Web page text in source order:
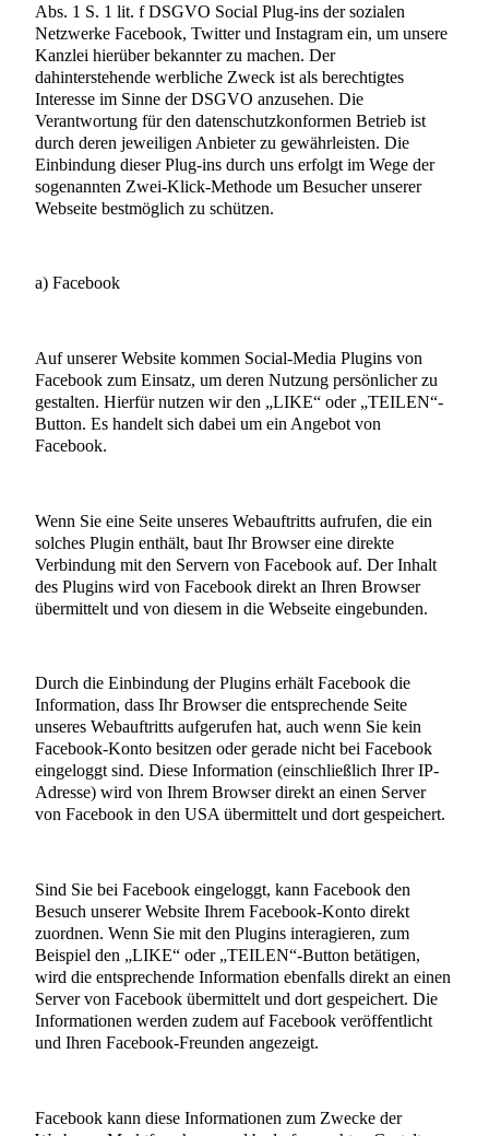
Abs. 1 S. 1 lit. f DSGVO Social Plug-ins der sozialen
Netzwerke Facebook, Twitter und Instagram ein, um unsere
Kanzlei hierüber bekannter zu machen. Der
dahinterstehende werbliche Zweck ist als berechtigtes
Interesse im Sinne der DSGVO anzusehen. Die
Verantwortung für den datenschutzkonformen Betrieb ist
durch deren jeweiligen Anbieter zu gewährleisten. Die
Einbindung dieser Plug-ins durch uns erfolgt im Wege der
sogenannten Zwei-Klick-Methode um Besucher unserer
Webseite bestmöglich zu schützen.
a) Facebook
Auf unserer Website kommen Social-Media Plugins von
Facebook zum Einsatz, um deren Nutzung persönlicher zu
gestalten. Hierfür nutzen wir den „LIKE“ oder „TEILEN“-
Button. Es handelt sich dabei um ein Angebot von
Facebook.
Wenn Sie eine Seite unseres Webauftritts aufrufen, die ein
solches Plugin enthält, baut Ihr Browser eine direkte
Verbindung mit den Servern von Facebook auf. Der Inhalt
des Plugins wird von Facebook direkt an Ihren Browser
übermittelt und von diesem in die Webseite eingebunden.
Durch die Einbindung der Plugins erhält Facebook die
Information, dass Ihr Browser die entsprechende Seite
unseres Webauftritts aufgerufen hat, auch wenn Sie kein
Facebook-Konto besitzen oder gerade nicht bei Facebook
eingeloggt sind. Diese Information (einschließlich Ihrer IP-
Adresse) wird von Ihrem Browser direkt an einen Server
von Facebook in den USA übermittelt und dort gespeichert.
Sind Sie bei Facebook eingeloggt, kann Facebook den
Besuch unserer Website Ihrem Facebook-Konto direkt
zuordnen. Wenn Sie mit den Plugins interagieren, zum
Beispiel den „LIKE“ oder „TEILEN“-Button betätigen,
wird die entsprechende Information ebenfalls direkt an einen
Server von Facebook übermittelt und dort gespeichert. Die
Informationen werden zudem auf Facebook veröffentlicht
und Ihren Facebook-Freunden angezeigt.
Facebook kann diese Informationen zum Zwecke der